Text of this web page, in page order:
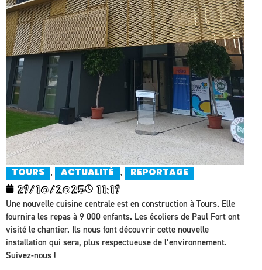
TOURS , ACTUALITÉ , REPORTAGE
29/10/2025 11:19
Une nouvelle cuisine centrale est en construction à Tours. Elle
fournira les repas à 9 000 enfants. Les écoliers de Paul Fort ont
visité le chantier. Ils nous font découvrir cette nouvelle
installation qui sera, plus respectueuse de l’environnement.
Suivez-nous !